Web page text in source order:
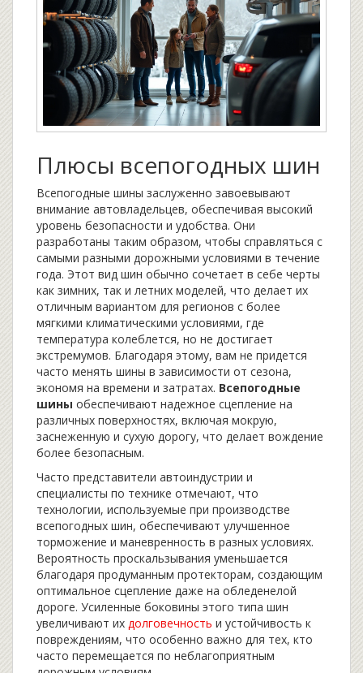
Плюсы всепогодных шин
Всепогодные шины заслуженно завоевывают
внимание автовладельцев, обеспечивая высокий
уровень безопасности и удобства. Они
разработаны таким образом, чтобы справляться с
самыми разными дорожными условиями в течение
года. Этот вид шин обычно сочетает в себе черты
как зимних, так и летних моделей, что делает их
отличным вариантом для регионов с более
мягкими климатическими условиями, где
температура колеблется, но не достигает
экстремумов. Благодаря этому, вам не придется
часто менять шины в зависимости от сезона,
экономя на времени и затратах. Всепогодные
шины обеспечивают надежное сцепление на
различных поверхностях, включая мокрую,
заснеженную и сухую дорогу, что делает вождение
более безопасным.
Часто представители автоиндустрии и
специалисты по технике отмечают, что
технологии, используемые при производстве
всепогодных шин, обеспечивают улучшенное
торможение и маневренность в разных условиях.
Вероятность проскальзывания уменьшается
благодаря продуманным протекторам, создающим
оптимальное сцепление даже на обледенелой
дороге. Усиленные боковины этого типа шин
увеличивают их долговечность и устойчивость к
повреждениям, что особенно важно для тех, кто
часто перемещается по неблагоприятным